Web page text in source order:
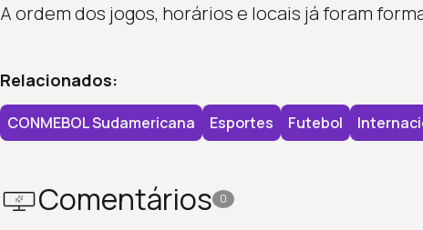
A ordem dos jogos, horários e locais já foram
Relacionados:
CONMEBOL Sudamericana Esportes Futebol
Comentários 0